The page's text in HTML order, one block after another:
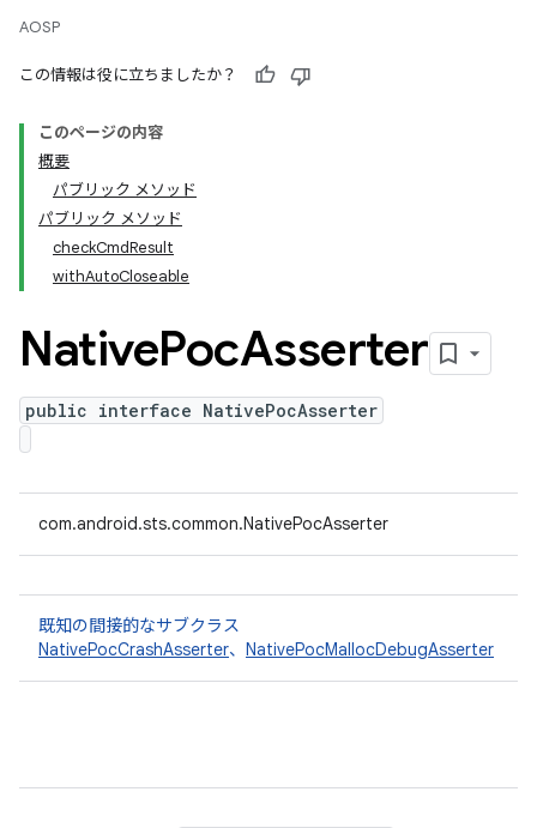
AOSP
この情報は役に立ちましたか？
このページの内容
概要
パブリック メソッド
パブリック メソッド
checkCmdResult
withAutoCloseable
NativePocAsserter
public interface NativePocAsserter
com.android.sts.common.NativePocAsserter
既知の間接的なサブクラス
NativePocCrashAsserter、 NativePocMallocDebugAsserter